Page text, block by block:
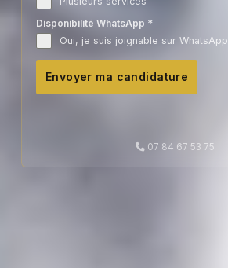
Disponibilité WhatsApp *
Oui, je suis joignable sur WhatsApp
Envoyer ma candidature
07 84 67 53 75